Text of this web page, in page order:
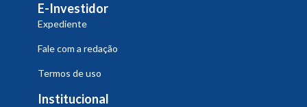
E-Investidor
Expediente
Fale com a redação
Termos de uso
Institucional